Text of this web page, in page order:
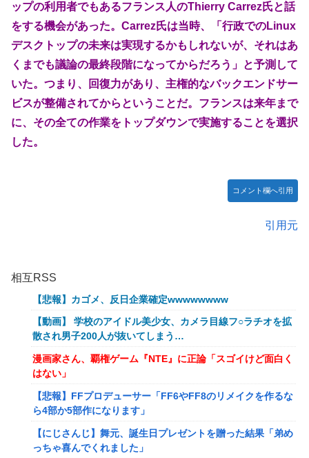
ップの利用者でもあるフランス人のThierry Carrez氏と話
をする機会があった。Carrez氏は当時、「行政でのLinux
デスクトップの未来は実現するかもしれないが、それはあ
くまでも議論の最終段階になってからだろう」と予測して
いた。つまり、回復力があり、主権的なバックエンドサー
ビスが整備されてからということだ。フランスは来年まで
に、その全ての作業をトップダウンで実施することを選択
した。
コメント欄へ引用
引用元
相互RSS
【悲報】カゴメ、反日企業確定wwwwwwww
【動画】 学校のアイドル美少女、カメラ目線フ○ラチオを拡
散され男子200人が抜いてしまう…
漫画家さん、覇権ゲーム『NTE』に正論「スゴイけど面白く
はない」
【悲報】FFプロデューサー「FF6やFF8のリメイクを作るな
ら4部か5部作になります」
【にじさんじ】舞元、誕生日プレゼントを贈った結果「弟め
っちゃ喜んでくれました」